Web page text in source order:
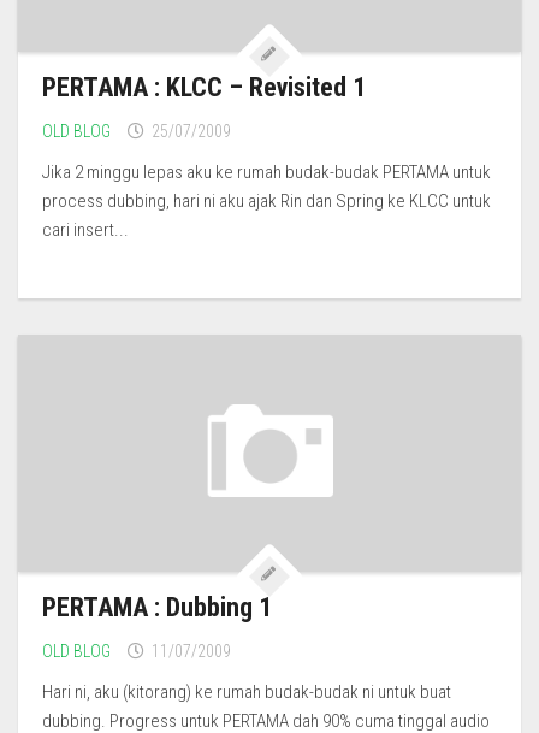
PERTAMA : KLCC – Revisited 1
OLD BLOG 25/07/2009
Jika 2 minggu lepas aku ke rumah budak-budak PERTAMA untuk
process dubbing, hari ni aku ajak Rin dan Spring ke KLCC untuk
cari insert...
PERTAMA : Dubbing 1
OLD BLOG 11/07/2009
Hari ni, aku (kitorang) ke rumah budak-budak ni untuk buat
dubbing. Progress untuk PERTAMA dah 90% cuma tinggal audio